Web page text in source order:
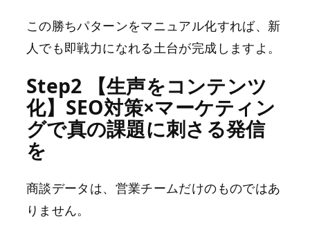
この勝ちパターンをマニュアル化すれば、新
人でも即戦力になれる土台が完成しますよ。
Step2 【生声をコンテンツ
化】SEO対策×マーケティン
グで真の課題に刺さる発信
を
商談データは、営業チームだけのものではあ
りません。